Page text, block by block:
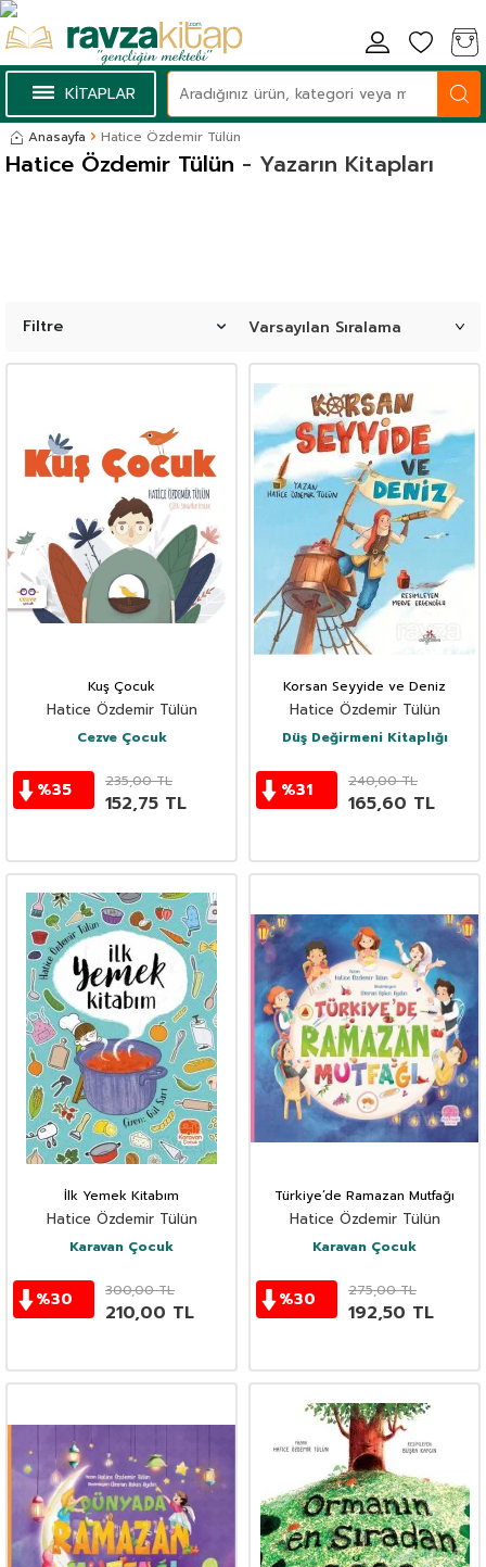
KİTAPLAR
Anasayfa Hatice Özdemir Tülün
- Yazarın Kitapları
Hatice Özdemir Tülün
Filtre
Kuş Çocuk
Hatice Özdemir Tülün
Cezve Çocuk
%35 235,00TL
152,75 TL
Korsan Seyyide ve Deniz
Hatice Özdemir Tülün
Düş Değirmeni Kitaplığı
%31 240,00TL
165,60 TL
İlk Yemek Kitabım
Hatice Özdemir Tülün
Karavan Çocuk
%30 300,00TL
210,00 TL
Türkiye’de Ramazan Mutfağı
Hatice Özdemir Tülün
Karavan Çocuk
%30 275,00TL
192,50 TL